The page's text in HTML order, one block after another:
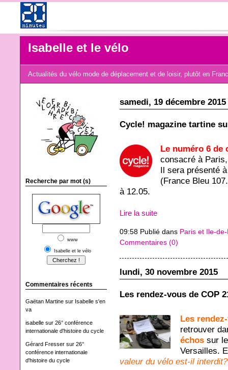
Isabelle et le vélo
Actualités du vélo mode de déplacement et de loisir, plutôt en
Recherche par mot (s)
www
Isabelle et le vélo
Commentaires récents
Gaëtan Martine sur Isabelle s'en
va
isabelle sur 26° conférence
internationale d'histoire du cycle
Gérard Fresser sur 26°
conférence internationale
d'histoire du cycle
samedi, 19 décembre 2015
Cycle! magazine tartine
Le numéro 6 de
consacré à
Il sera présenté
(France Bleu
à 12.05.
Lire la suite
09:58 Publié dans Paris et Ile-
Commentaires (0)
lundi, 30 novembre 2015
Les rendez-vous de COP
Les
retrouver
échossur
Versailles.
valeur du vélo est-il interdit?